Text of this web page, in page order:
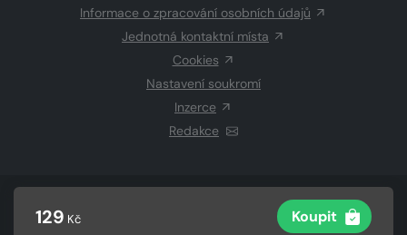
129 Kč Koupit
Informace o zpracování osobních údajů
Jednotná kontaktní místa
Cookies
Nastavení soukromí
Inzerce
Redakce
CZECH NEWS CENTER a.s.a dodavatelé